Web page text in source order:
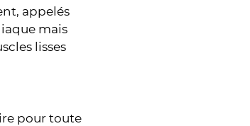
appelés
mais
lisses
pour toute